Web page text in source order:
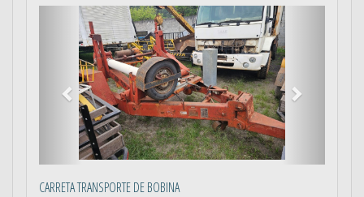
Anterior
CARRETA TRANSPORTE DE BOBINA